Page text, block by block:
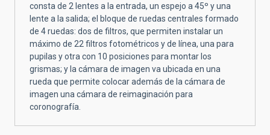
consta de 2 lentes a la entrada, un espejo a 45º y una
lente a la salida; el bloque de ruedas centrales formado
de 4 ruedas: dos de filtros, que permiten instalar un
máximo de 22 filtros fotométricos y de línea, una para
pupilas y otra con 10 posiciones para montar los
grismas; y la cámara de imagen va ubicada en una
rueda que permite colocar además de la cámara de
imagen una cámara de reimaginación para
coronografía.